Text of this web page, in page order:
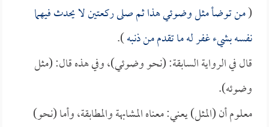
(من توضأ مثل وضوئي هذا ثم صلى ركعتين لا يحدث فيهما
نفسه بشيء غفر له ما تقدم من ذنبه).
قال في الرواية السابقة: (نحو وضوئي)، وفي هذه قال: (مثل
وضوئه).
معلوم أن (المثل) يعني: معناه المشابهة والمطابقة، وأما (نحو)